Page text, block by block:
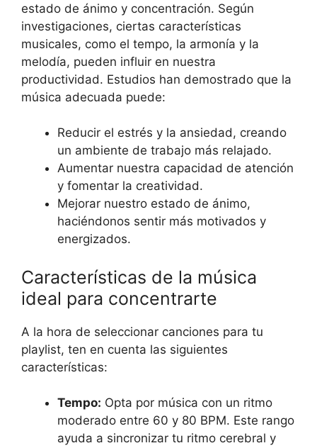
estado de ánimo y concentración. Según
investigaciones, ciertas características
musicales, como el tempo, la armonía y la
melodía, pueden influir en nuestra
productividad. Estudios han demostrado que la
música adecuada puede:
Reducir el estrés y la ansiedad, creando
un ambiente de trabajo más relajado.
Aumentar nuestra capacidad de atención
y fomentar la creatividad.
Mejorar nuestro estado de ánimo,
haciéndonos sentir más motivados y
energizados.
Características de la música
ideal para concentrarte
A la hora de seleccionar canciones para tu
playlist, ten en cuenta las siguientes
características:
Tempo: Opta por música con un ritmo
moderado entre 60 y 80 BPM. Este rango
ayuda a sincronizar tu ritmo cerebral y